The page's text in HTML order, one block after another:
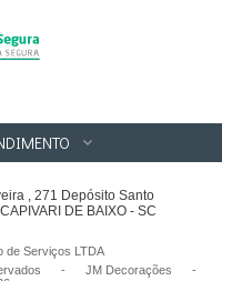
, 271 Depósito Santo
DE BAIXO - SC
de Serviços LTDA
- JM Decorações
-